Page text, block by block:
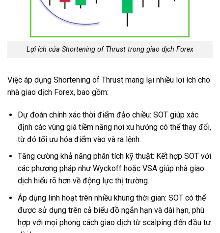
Lợi ích của Shortening of Thrust trong giao dịch Forex
Việc áp dụng Shortening of Thrust mang lại nhiều lợi ích cho
nhà giao dịch Forex, bao gồm:
Dự đoán chính xác thời điểm đảo chiều: SOT giúp xác
định các vùng giá tiềm năng nơi xu hướng có thể thay đổi,
từ đó tối ưu hóa điểm vào và ra lệnh.
Tăng cường khả năng phân tích kỹ thuật: Kết hợp SOT với
các phương pháp như Wyckoff hoặc VSA giúp nhà giao
dịch hiểu rõ hơn về động lực thị trường.
Áp dụng linh hoạt trên nhiều khung thời gian: SOT có thể
được sử dụng trên cả biểu đồ ngắn hạn và dài hạn, phù
hợp với mọi phong cách giao dịch từ scalping đến đầu tư